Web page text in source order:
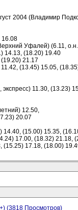
2004 (Владимир
16.08
Уфалей) (6.11,
14.13, (18.20) 19.40
21.17
(13.45) 15.05,
11.30, (13.23)
12.50,
20.07
14.40, (15.00) 15.35,
17.00, (18.32) 21.18,
(15.25) 17.18, (18.00)
(3818 Просмотров)